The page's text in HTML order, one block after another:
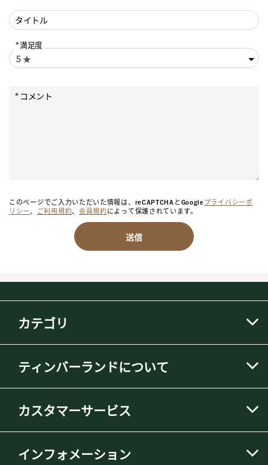
タイトル
満足度
コメント
このページでご入力いただいた情報は、reCAPTCHAとGoogleプライバシーポ
リシー、 ご利用規約、 会員規約によって保護されています。
送信
カテゴリ
ティンバーランドについて
カスタマーサービス
インフォメーション